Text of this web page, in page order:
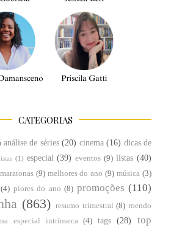
CATEGORIAS
análise de séries (20) cinema (16) dicas de
(1) especial (39) eventos (9) listas (40)
maratonas (9) melhores do ano (9) música (3)
(4) piores do ano (8) promoções (110)
(863) resumo trimestral (8) roendo
especial intrínseca (4) tags (28)
top